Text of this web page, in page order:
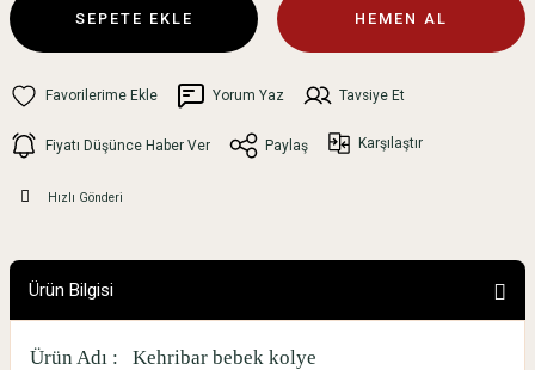
SEPETE EKLE HEMEN AL
Yorum Yaz Tavsiye Et
Fiyatı Düşünce Haber Ver Paylaş Karşılaştır
Hızlı Gönderi
Ürün Bilgisi
Ürün Adı :
Kehribar bebek kolye